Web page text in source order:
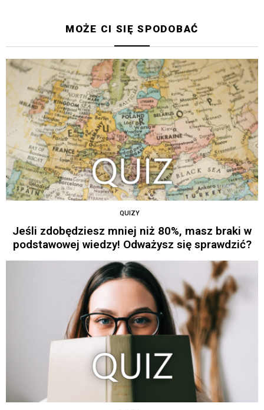
MOŻE CI SIĘ SPODOBAĆ
QUIZY
Jeśli zdobędziesz mniej niż 80%, masz braki w
podstawowej wiedzy! Odważysz się sprawdzić?